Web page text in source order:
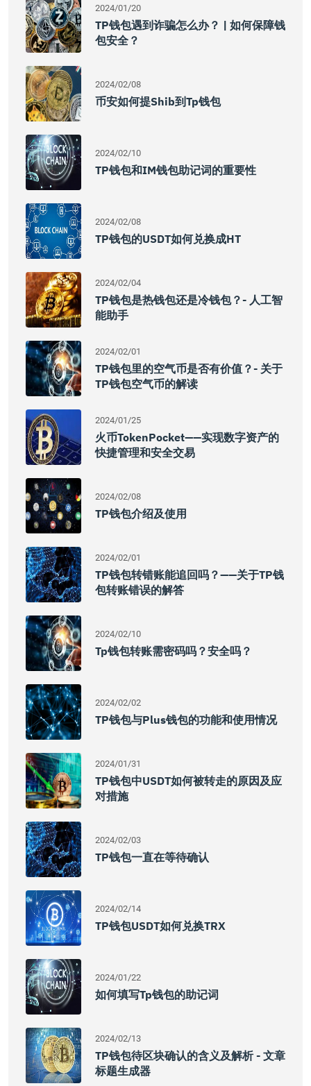
2024/01/20
TP钱包遇到诈骗怎么办？ | 如何保障钱
包安全？
2024/02/08
币安如何提shib到tp钱包
2024/02/10
TP钱包和IM钱包助记词的重要性
2024/02/08
TP钱包的USDT如何兑换成HT
2024/02/04
TP钱包是热钱包还是冷钱包？- 人工智
能助手
2024/02/01
TP钱包里的空气币是否有价值？- 关于
TP钱包空气币的解读
2024/01/25
火币TokenPocket——实现数字资产的
快捷管理和安全交易
2024/02/08
TP钱包介绍及使用
2024/02/01
TP钱包转错账能追回吗？——关于TP钱
包转账错误的解答
2024/02/10
Tp钱包转账需密码吗？安全吗？
2024/02/02
TP钱包与Plus钱包的功能和使用情况
2024/01/31
TP钱包中USDT如何被转走的原因及应
对措施
2024/02/03
TP钱包一直在等待确认
2024/02/14
TP钱包USDT如何兑换TRX
2024/01/22
如何填写Tp钱包的助记词
2024/02/13
TP钱包待区块确认的含义及解析 - 文章
标题生成器